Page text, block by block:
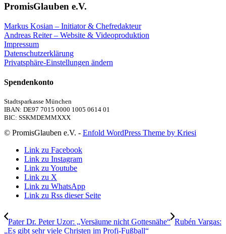
PromisGlauben e.V.
Markus Kosian – Initiator & Chefredakteur
Andreas Reiter – Website & Videoproduktion
Impressum
Datenschutzerklärung
Privatsphäre-Einstellungen ändern
Spendenkonto
Stadtsparkasse München
IBAN: DE97 7015 0000 1005 0614 01
BIC: SSKMDEMMXXX
© PromisGlauben e.V. - Enfold WordPress Theme by Kriesi
Link zu Facebook
Link zu Instagram
Link zu Youtube
Link zu X
Link zu WhatsApp
Link zu Rss dieser Seite
Pater Dr. Peter Uzor: „Versäume nicht Gottesnähe“ Rubén Vargas:
„Es gibt sehr viele Christen im Profi-Fußball“